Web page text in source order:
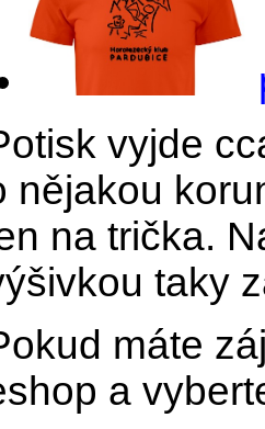
vyjde
nějakou
na trička.
taky
máte
a